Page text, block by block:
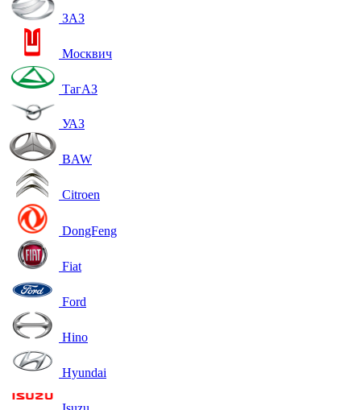
ЗАЗ
Москвич
ТагАЗ
УАЗ
BAW
Citroen
DongFeng
Fiat
Ford
Hino
Hyundai